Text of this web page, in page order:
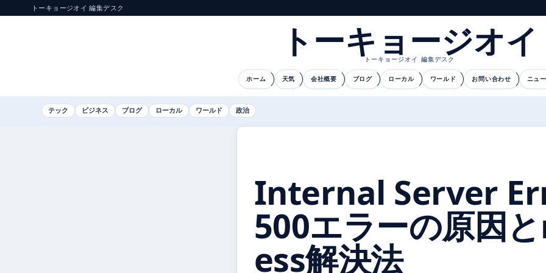
トーキョージオイ 編集デスク
トーキョージオイ
トーキョージオイ 編集デスク
ホーム 天気 会社概要 ブログ ローカル ワールド お問い合わせ ニュ
テック ビジネス ブログ ローカル ワールド 政治
Internal Server
500エラーの原因
ess解決法